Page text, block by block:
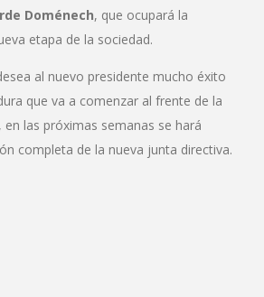
Doménech, que ocupará la
etapa de la sociedad.
al nuevo presidente mucho éxito
que va a comenzar al frente de la
en las próximas semanas se hará
completa de la nueva junta directiva.